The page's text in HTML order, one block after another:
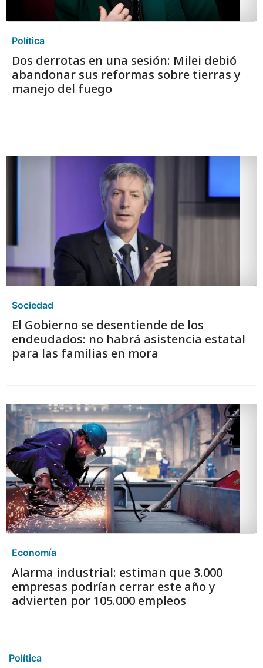
Política
Dos derrotas en una sesión: Milei debió
abandonar sus reformas sobre tierras y
manejo del fuego
Sociedad
El Gobierno se desentiende de los
endeudados: no habrá asistencia estatal
para las familias en mora
Economía
Alarma industrial: estiman que 3.000
empresas podrían cerrar este año y
advierten por 105.000 empleos
Política